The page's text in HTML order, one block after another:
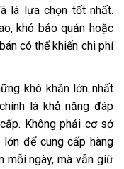
là lựa chọn tốt nhất.
khó bảo quản hoặc
có thể khiến chi phí
khó khăn lớn nhất
là khả năng đáp
Không phải cơ sở
để cung cấp hàng
mỗi ngày, mà vẫn giữ